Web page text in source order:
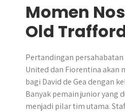
Momen
Old
Pertandingan
United dan Fiorentina akan
bagi David de Gea dengan
Banyak pemain junior yang
menjadi pilar tim utama.